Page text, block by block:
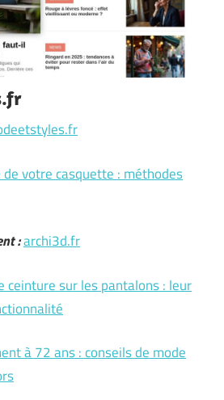
votre casquette : méthodes
:archi3d.fr
ceinture sur les pantalons : leur
à 72 ans : conseils de mode